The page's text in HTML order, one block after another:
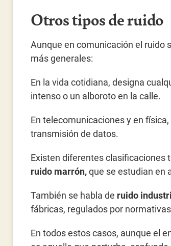
Otros tipos de ruido
Aunque en comunicación el ruido
más generales:
En la vida cotidiana, designa
intenso o un alboroto en la calle.
En telecomunicaciones y en
transmisión de datos.
Existen diferentes clasificaciones
ruido marrón,que se estudian en
También se habla de ruido
fábricas, regulados por
En todos estos casos, aunque el